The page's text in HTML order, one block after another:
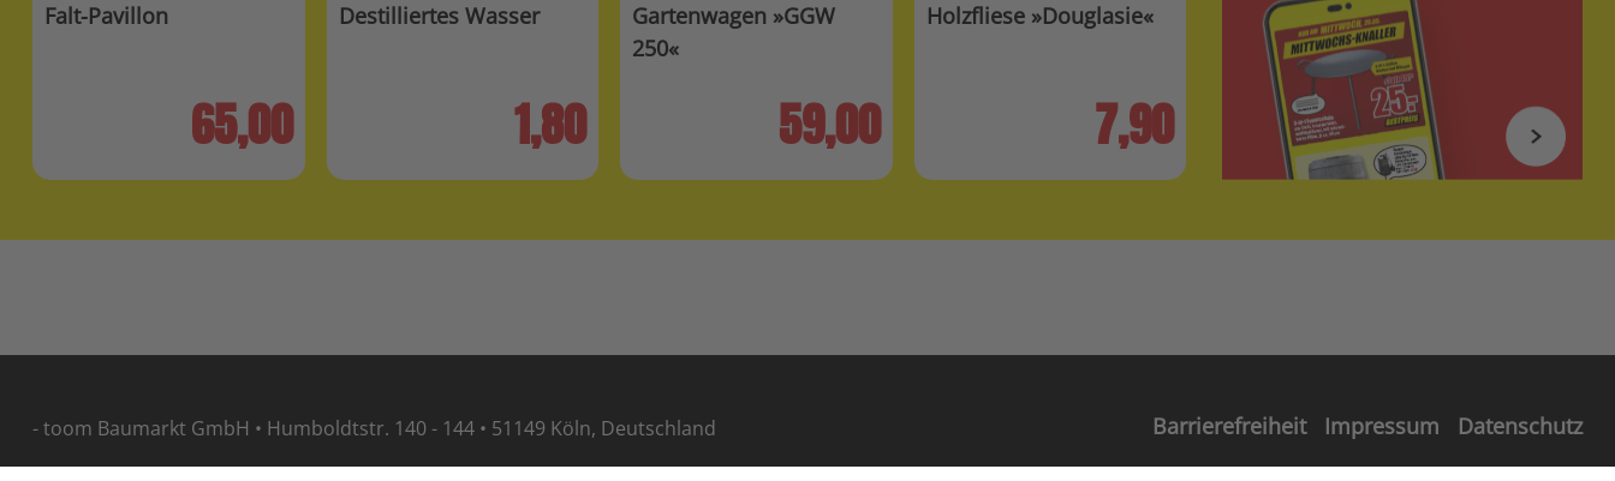
Falt-Pavillon
65,00
Destilliertes Wasser
1,80
Gartenwagen »GGW
250«
59,00
Holzfliese »Douglasie«
7,90
- toom Baumarkt GmbH • Humboldtstr. 140 - 144 • 51149 Köln, Deutschland Barrierefreiheit Impressum Datenschutz